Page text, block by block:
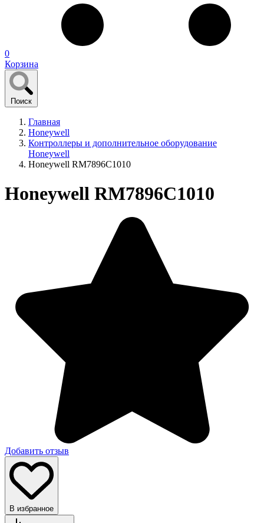
0
Корзина
Поиск
Главная
Honeywell
Контроллеры и дополнительное оборудование
Honeywell
Honeywell RM7896C1010
Honeywell RM7896C1010
Добавить отзыв
В избранное